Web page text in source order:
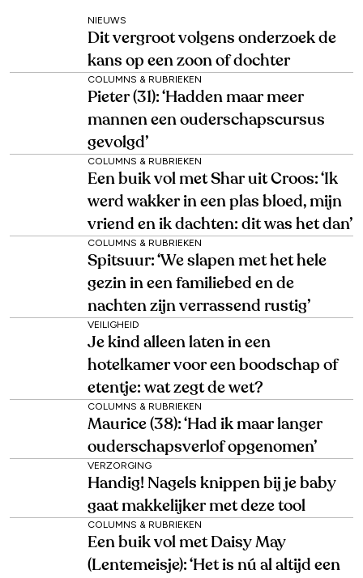
NIEUWS
Dit vergroot volgens onderzoek de
kans op een zoon of dochter
COLUMNS & RUBRIEKEN
Pieter (31): ‘Hadden maar meer
mannen een ouderschapscursus
gevolgd’
COLUMNS & RUBRIEKEN
Een buik vol met Shar uit Croos: ‘Ik
werd wakker in een plas bloed, mijn
vriend en ik dachten: dit was het dan’
COLUMNS & RUBRIEKEN
Spitsuur: ‘We slapen met het hele
gezin in een familiebed en de
nachten zijn verrassend rustig’
VEILIGHEID
Je kind alleen laten in een
hotelkamer voor een boodschap of
etentje: wat zegt de wet?
COLUMNS & RUBRIEKEN
Maurice (38): ‘Had ik maar langer
ouderschapsverlof opgenomen’
VERZORGING
Handig! Nagels knippen bij je baby
gaat makkelijker met deze tool
COLUMNS & RUBRIEKEN
Een buik vol met Daisy May
(Lentemeisje): ‘Het is nú al altijd een